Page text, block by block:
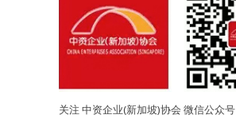
关注 中资企业(新加坡)协会 微信公众号